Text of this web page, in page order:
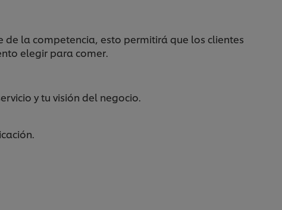
de la competencia, esto permitirá que los clientes
elegir para comer.
y tu visión del negocio.